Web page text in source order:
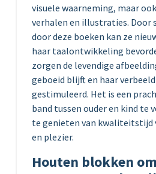
visuele waarneming, maar
verhalen en illustraties. Door
door deze boeken kan ze
haar taalontwikkeling
zorgen de levendige
geboeid blijft en haar
gestimuleerd. Het is een
band tussen ouder en kind te
te genieten van kwaliteitstijd
en plezier.
Houten blokken